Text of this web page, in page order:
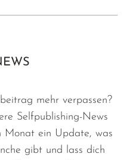
mehr verpassen?
Selfpublishing-News
Monat ein Update, was
gibt und lass dich